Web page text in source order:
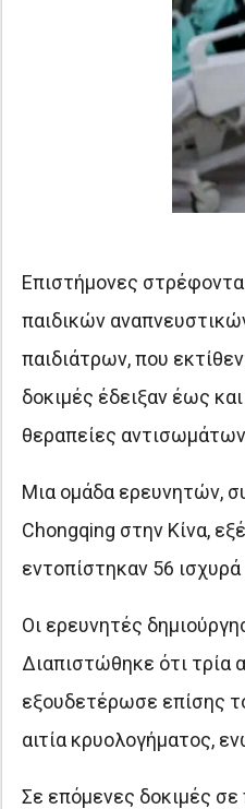
Επιστήμονες
παιδικών
παιδιάτρων, που
δοκιμές έδειξαν έως
θεραπείες
Μια ομάδα ερευνητών,
Chongqing στην Κίνα,
εντοπίστηκαν 56
Οι ερευνητές
Διαπιστώθηκε ότι τρία
εξουδετέρωσε επίσης
αιτία κρυολογήματος,
Σε επόμενες δοκιμές